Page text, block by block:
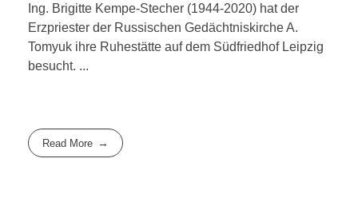
Das Projekt der Ikonenwand
in Europa
Fotos
ITALIANO
FRANÇAIS
Ing. Brigitte Kempe-Stecher (1944-2020) hat der
Erzpriester der Russischen Gedächtniskirche A.
Tomyuk ihre Ruhestätte auf dem Südfriedhof Leipzig
besucht. ...
Read More